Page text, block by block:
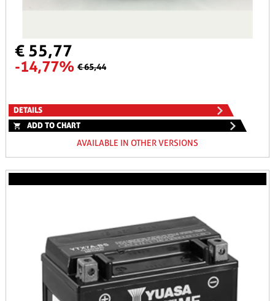
€ 55,77
-14,77% € 65,44
DETAILS
ADD TO CHART
AVAILABLE IN OTHER VERSIONS